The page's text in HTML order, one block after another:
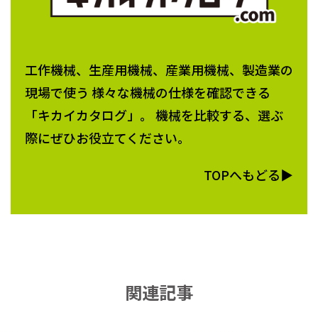
工作機械、生産用機械、産業用機械、製造業の
現場で使う 様々な機械の仕様を確認できる
「キカイカタログ」。 機械を比較する、選ぶ
際にぜひお役立てください。
TOPへもどる▶
関連記事